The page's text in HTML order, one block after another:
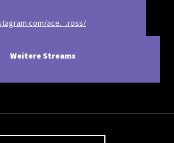
ace._.ross/
Weitere Streams